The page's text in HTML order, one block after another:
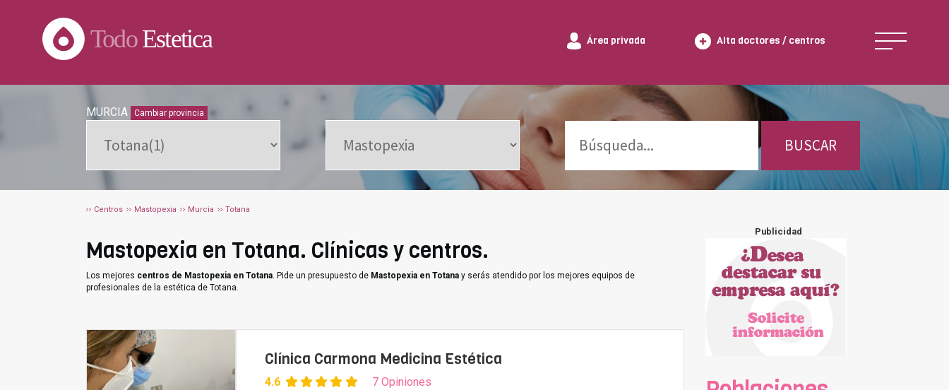
TodoEstetica Área privada Alta doctores / centros
MURCIA Cambiar provincia
BUSCAR
Centros Mastopexia Murcia Totana
Mastopexia en Totana. Clínicas y centros.
Los mejores centros de Mastopexia en Totana. Pide un presupuesto de Mastopexia en Totana y serás atendido por los mejores equipos de
profesionales de la estética de Totana.
Clínica Carmona Medicina Estética
4.6 7 Opiniones
Publicidad